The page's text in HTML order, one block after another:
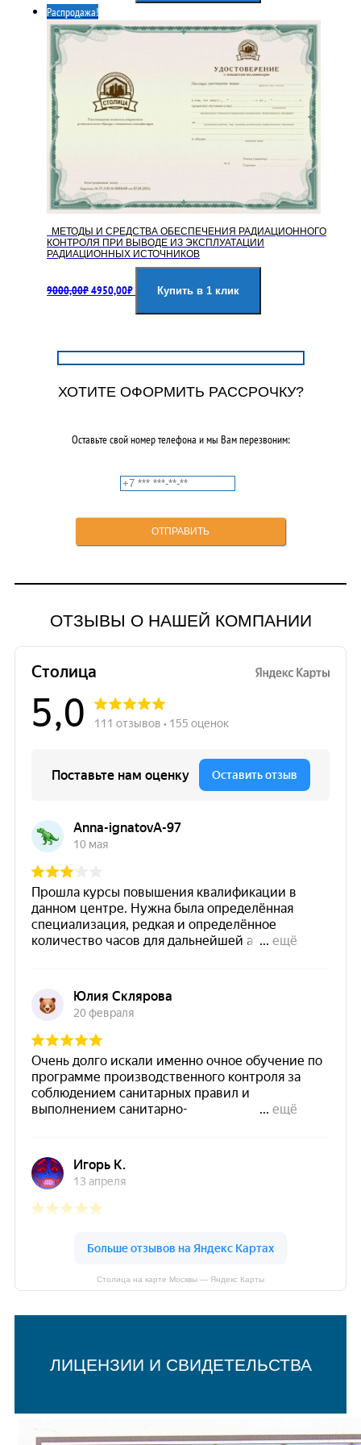
9000,00₽.
Распродажа!
МЕТОДЫ И СРЕДСТВА ОБЕСПЕЧЕНИЯ РАДИАЦИОННОГО
КОНТРОЛЯ ПРИ ВЫВОДЕ ИЗ ЭКСПЛУАТАЦИИ
РАДИАЦИОННЫХ ИСТОЧНИКОВ
9000,00₽цена
4950,00₽цена:
Купить в 1 клик
ХОТИТЕ ОФОРМИТЬ РАССРОЧКУ?
Оставьте свой номер телефона и мы Вам перезвоним:
ОТЗЫВЫ О НАШЕЙ КОМПАНИИ
Столица на карте Москвы — Яндекс Карты
ЛИЦЕНЗИИ И СВИДЕТЕЛЬСТВА